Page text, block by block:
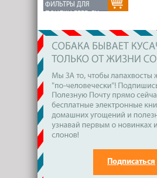
ФИЛЬТРЫ ДЛЯ
Подписаться